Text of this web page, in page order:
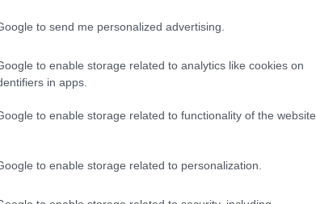
to send me personalized advertising.
to enable storage related to analytics like cookies on
in apps.
to enable storage related to functionality of the website
to enable storage related to personalization.
τα μέσα Απριλίου, με πρωτοστάτες τις
και μόνο στα αεροδρόμια Ρόδου και